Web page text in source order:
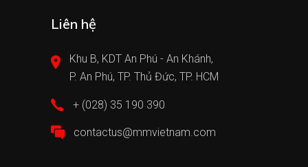
Liên hệ
Khu B, KDT An Phú - An Khánh,
P. An Phú, TP. Thủ Đức, TP. HCM
+ (028) 35 190 390
contactus@mmvietnam.com